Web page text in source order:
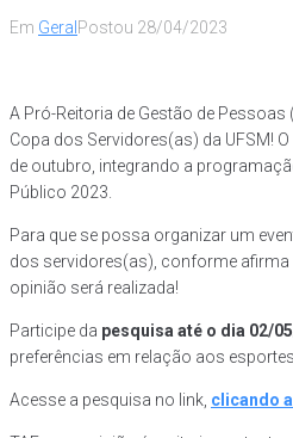
Em Geral Postou 28/04/2023
A Pró-Reitoria de Gestão de Pessoas
Copa dos Servidores(as) da UFSM!
de outubro, integrando a
Público 2023.
Para que se possa organizar um
dos servidores(as), conforme afirma
opinião será realizada!
Participe da pesquisa até o dia 02/
preferências em relação aos
Acesse a pesquisa no link, clicando